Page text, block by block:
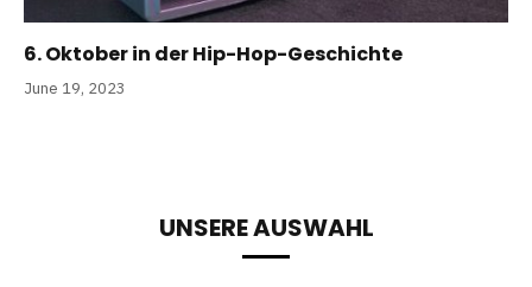
6. Oktober in der Hip-Hop-Geschichte
June 19, 2023
UNSERE AUSWAHL